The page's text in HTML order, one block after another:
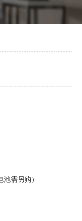
需另购）